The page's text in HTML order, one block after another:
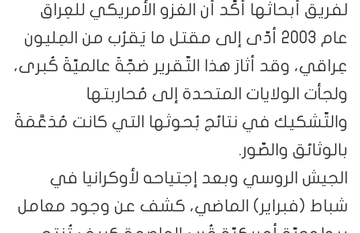
لفريق أبحاثها أكّد أن الغزو الأمريكي للعِراق
عام 2003 أدّى إلى مقتل ما يَقرُب من المِليون
عِراقي، وقد أثارَ هذا التّقرير ضجّةً عالميّةً كُبرى،
ولجأت الولايات المتحدة إلى مُحاربتها
والتّشكيك في نتائج بُحوثها التي كانت مُدَعَّمَةً
بالوثائق والصّور.
الجيش الروسي وبعد إجتياحه لأوكرانيا في
شباط (فبراير) الماضي، كشف عن وجود معامل